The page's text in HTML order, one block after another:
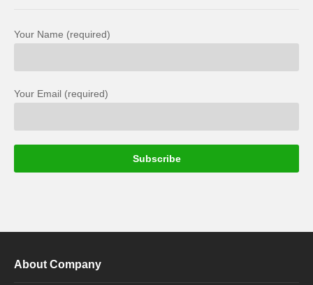
Your Name (required)
Your Email (required)
About Company